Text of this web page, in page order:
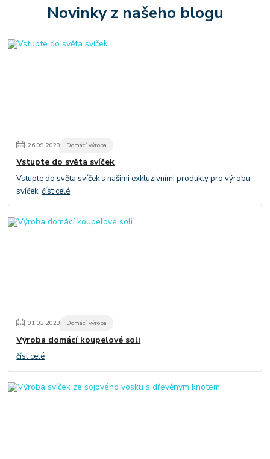
Novinky z našeho blogu
26.09.2023 Domácí výroba
Vstupte do světa svíček
Vstupte do světa svíček s našimi exkluzivními produkty pro výrobu
svíček.číst celé
01.03.2023 Domácí výroba
Výroba domácí koupelové soli
číst celé